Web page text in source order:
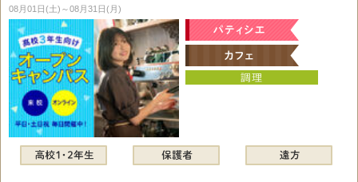
08月01日(土)～08月31日(月)